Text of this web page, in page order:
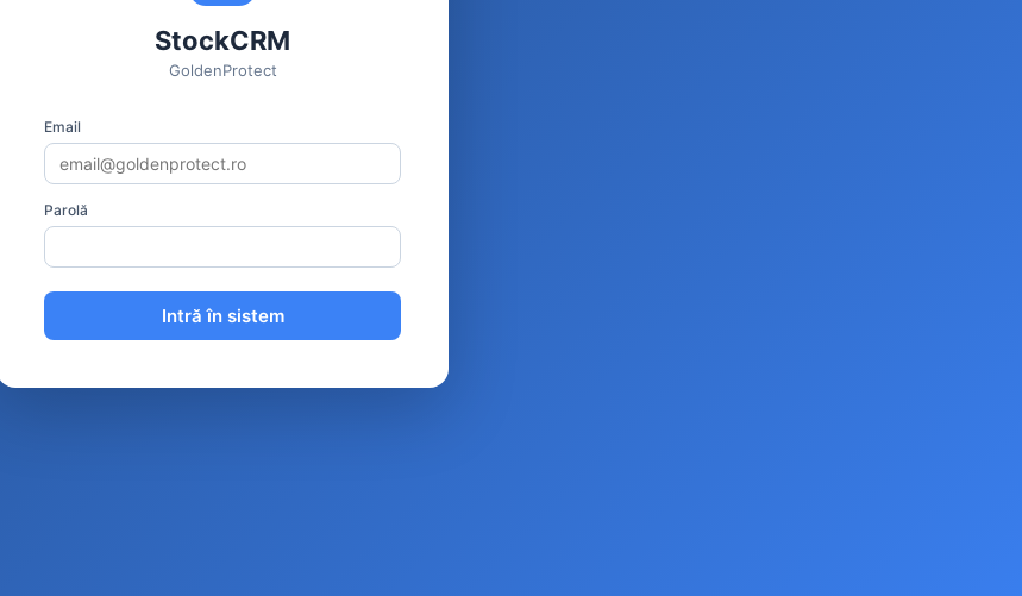
StockCRM
GoldenProtect
Email
Parolă
Intră în sistem